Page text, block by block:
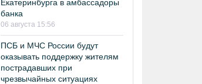
Екатеринбурга в амбассадоры
банка
06 августа 15:56
ПСБ и МЧС России будут
оказывать поддержку жителям
пострадавших при
чрезвычайных ситуациях